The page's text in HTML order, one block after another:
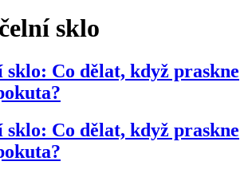
sklo
sklo: Co dělat, když praskne
sklo: Co dělat, když praskne